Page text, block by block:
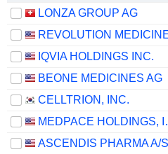
LONZA GROUP AG
IQVIA HOLDINGS INC.
BEONE MEDICINES AG
CELLTRION, INC.
ASCENDIS PHARMA A/S